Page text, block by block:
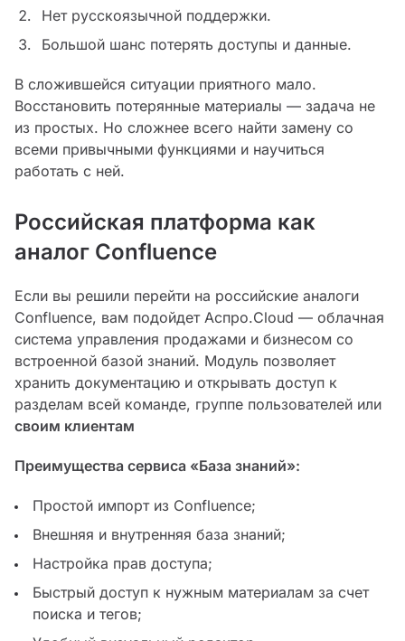
Нет русскоязычной поддержки.
Большой шанс потерять доступы и данные.
В сложившейся ситуации приятного мало.
Восстановить потерянные материалы — задача не
из простых. Но сложнее всего найти замену со
всеми привычными функциями и научиться
работать с ней.
Российская платформа как
аналог Confluence
Если вы решили перейти на российские аналоги
Confluence, вам подойдет Аспро.Cloud — облачная
система управления продажами и бизнесом со
встроенной базой знаний. Модуль позволяет
хранить документацию и открывать доступ к
разделам всей команде, группе пользователей или
своим клиентам
Преимущества сервиса «База знаний»:
Простой импорт из Confluence;
Внешняя и внутренняя база знаний;
Настройка прав доступа;
Быстрый доступ к нужным материалам за счет
поиска и тегов;